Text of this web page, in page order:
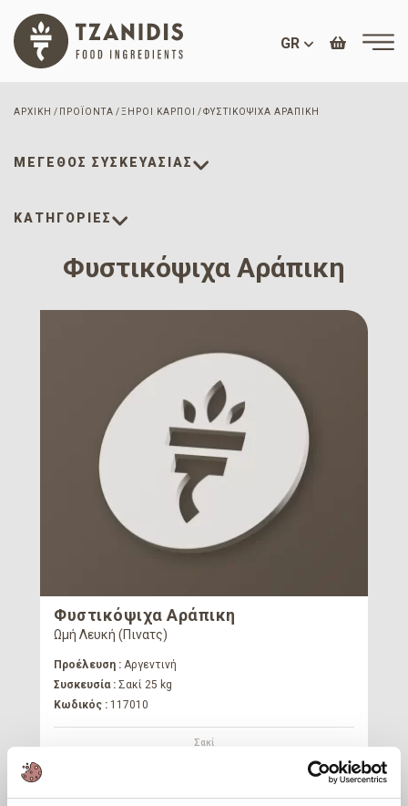
GR
ΑΡΧΙΚΉ ΠΡΟΪΌΝΤΑ ΞΗΡΟΊ ΚΑΡΠΟΊ ΦΥΣΤΙΚΌΨΙΧΑ ΑΡΆΠΙΚΗ
ΜΈΓΕΘΟΣ ΣΥΣΚΕΥΑΣΊΑΣ
ΚΑΤΗΓΟΡΙΕΣ
Φυστικόψιχα Αράπικη
Φυστικόψιχα Αράπικη
Ωμή Λευκή (Πινατς)
Προέλευση : Αργεντινή
Συσκευσία : Σακί 25 kg
Κωδικός : 117010
Σακί